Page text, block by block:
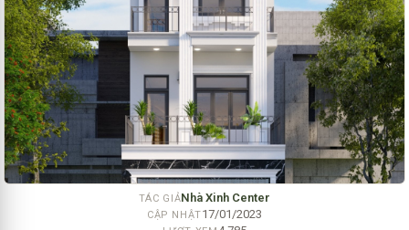
g
a
t
i
o
n
TÁC GIẢNhà Xinh Center
CẬP NHẬT17/01/2023